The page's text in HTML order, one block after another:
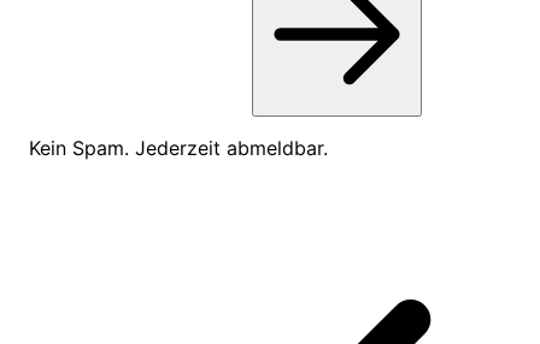
Kein Spam. Jederzeit abmeldbar.